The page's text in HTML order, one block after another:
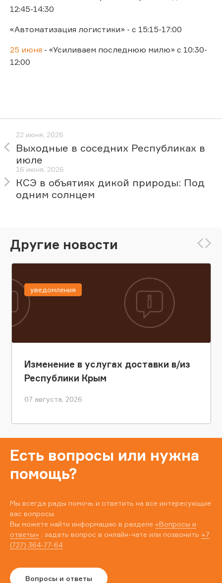
12:45-14:30
«Автоматизация логистики» - с 15:15-17:00
25 июня - «Усиливаем последнюю милю» с 10:30-
12:00
22 июня, 2026
Выходные в соседних Республиках в
июле
16 июня, 2026
КСЭ в объятиях дикой природы: Под
одним солнцем
Другие новости
Изменение в услугах доставки в/из
Республики Крым
07 августа, 2026
уведомления
Есть вопросы или нужна
помощь?
Мы всегда рады помочь и ответить на все интересующие
вас вопросы.
Вы можете найти информацию в разделе «Вопросы и
ответы» , задать вопрос в онлайн-чате или позвонить +7
(727) 364-77-64
Вопросы и ответы